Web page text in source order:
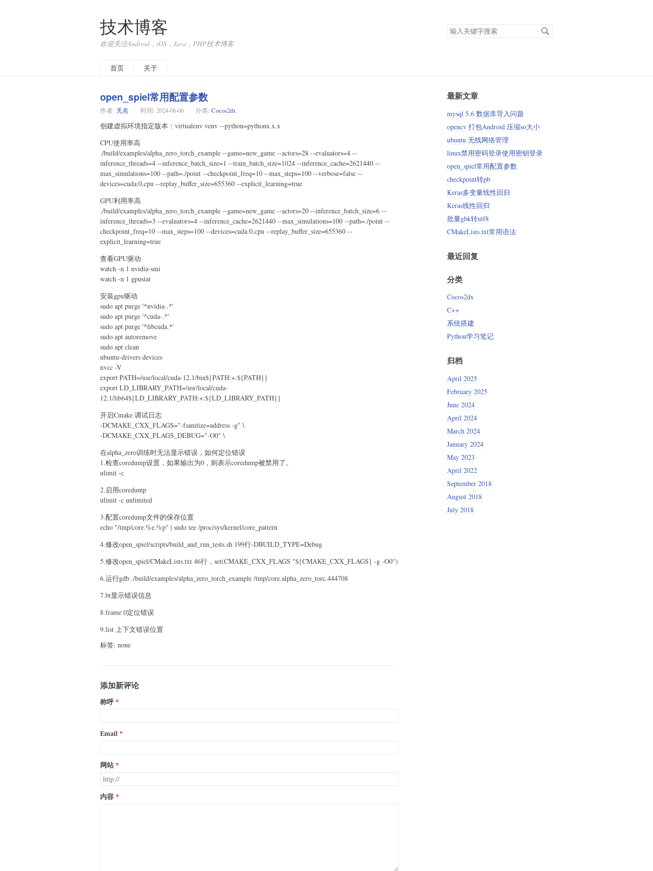
技术博客
欢迎关注Android，iOS，Java，PHP技术博客
搜
索
首页
关于
open_spiel常用配置参数
作者: 无名 时间: 2024-06-06 分类: Cocos2dx
创建虚拟环境指定版本：virtualenv venv --python=pythonx.x.x
CPU使用率高
./build/examples/alpha_zero_torch_example --game=new_game --actors=28 --evaluators=4 --
inference_threads=4 --inference_batch_size=1 --train_batch_size=1024 --inference_cache=2621440 --
max_simulations=100 --path=./point --checkpoint_freq=10 --max_steps=100 --verbose=false --
devices=cuda:0,cpu --replay_buffer_size=655360 --explicit_learning=true
GPU利用率高
./build/examples/alpha_zero_torch_example --game=new_game --actors=20 --inference_batch_size=6 --
inference_threads=3 --evaluators=4 --inference_cache=2621440 --max_simulations=100 --path=./point --
checkpoint_freq=10 --max_steps=100 --devices=cuda:0,cpu --replay_buffer_size=655360 --
explicit_learning=true
查看GPU驱动
watch -n 1 nvidia-smi
watch -n 1 gpustat
安装gpu驱动
sudo apt purge '^nvidia-.*'
sudo apt purge '^cuda-.*'
sudo apt purge '^libcuda.*'
sudo apt autoremove
sudo apt clean
ubuntu-drivers devices
nvcc -V
export PATH=/usr/local/cuda-12.1/bin${PATH:+:${PATH}}
export LD_LIBRARY_PATH=/usr/local/cuda-
12.1/lib64${LD_LIBRARY_PATH:+:${LD_LIBRARY_PATH}}
开启Cmake 调试日志
-DCMAKE_CXX_FLAGS="-fsanitize=address -g" \
-DCMAKE_CXX_FLAGS_DEBUG="-O0" \
在alpha_zero训练时无法显示错误，如何定位错误
1.检查coredump设置，如果输出为0，则表示coredump被禁用了。
ulimit -c
2.启用coredump
ulimit -c unlimited
3.配置coredump文件的保存位置
echo "/tmp/core.%e.%p" | sudo tee /proc/sys/kernel/core_pattern
4.修改open_spiel/scripts/build_and_run_tests.sh 199行-DBUILD_TYPE=Debug
5.修改open_spiel/CMakeLists.txt 46行，set(CMAKE_CXX_FLAGS "${CMAKE_CXX_FLAGS} -g -O0")
6.运行gdb ./build/examples/alpha_zero_torch_example /tmp/core.alpha_zero_torc.444708
7.bt显示错误信息
8.frame 0定位错误
9.list 上下文错误位置
标签: none
添加新评论
称呼
Email
网站
内容
最新文章
mysql 5.6 数据库导入问题
opencv 打包Android 压缩so大小
ubuntu 无线网络管理
linux禁用密码登录使用密钥登录
open_spiel常用配置参数
checkpoint转pb
Keras多变量线性回归
Keras线性回归
批量gbk转utf8
CMakeLists.txt常用语法
最近回复
分类
Cocos2dx
C++
系统搭建
Python学习笔记
归档
April 2025
February 2025
June 2024
April 2024
March 2024
January 2024
May 2023
April 2022
September 2018
August 2018
July 2018